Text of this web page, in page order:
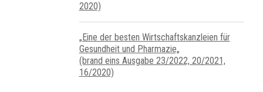
2020)
„Eine der besten Wirtschaftskanzleien für
Gesundheit und Pharmazie„
(brand eins Ausgabe 23/2022, 20/2021,
16/2020)